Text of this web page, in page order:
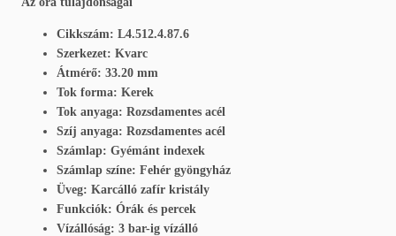
Cikkszám: L4.512.4.87.6
Szerkezet: Kvarc
Átmérő: 33.20 mm
Tok forma: Kerek
Tok anyaga: Rozsdamentes acél
Szíj anyaga: Rozsdamentes acél
Számlap: Gyémánt indexek
Számlap színe: Fehér gyöngyház
Üveg: Karcálló zafír kristály
Funkciók: Órák és percek
Vízállóság: 3 bar-ig vízálló